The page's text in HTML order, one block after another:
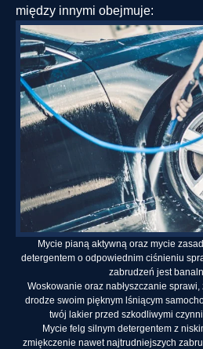
między innymi obejmuje:
Mycie pianą aktywną oraz mycie
detergentem o odpowiednim ciśnieniu
zabrudzeń jest
Woskowanie oraz nabłyszczanie
drodze swoim pięknym lśniącym
twój lakier przed szkodliwymi
Mycie felg silnym detergentem z
zmiękczenie nawet najtrudniejszych